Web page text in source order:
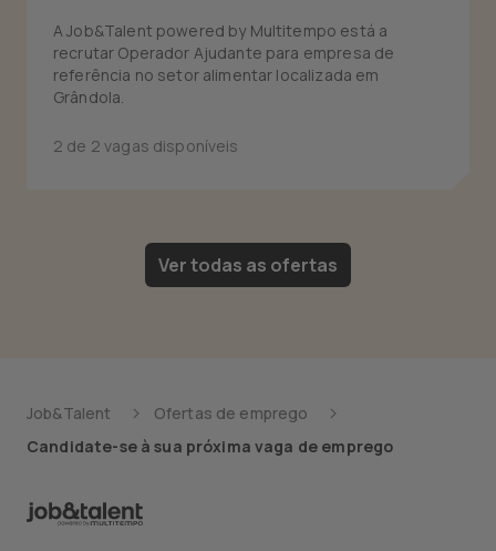
A Job&Talent powered by Multitempo está a
recrutar Operador Ajudante para empresa de
referência no setor alimentar localizada em
Grândola.
2 de 2 vagas disponíveis
Ver todas as ofertas
Job&Talent
Ofertas de emprego
Candidate-se à sua próxima vaga de emprego